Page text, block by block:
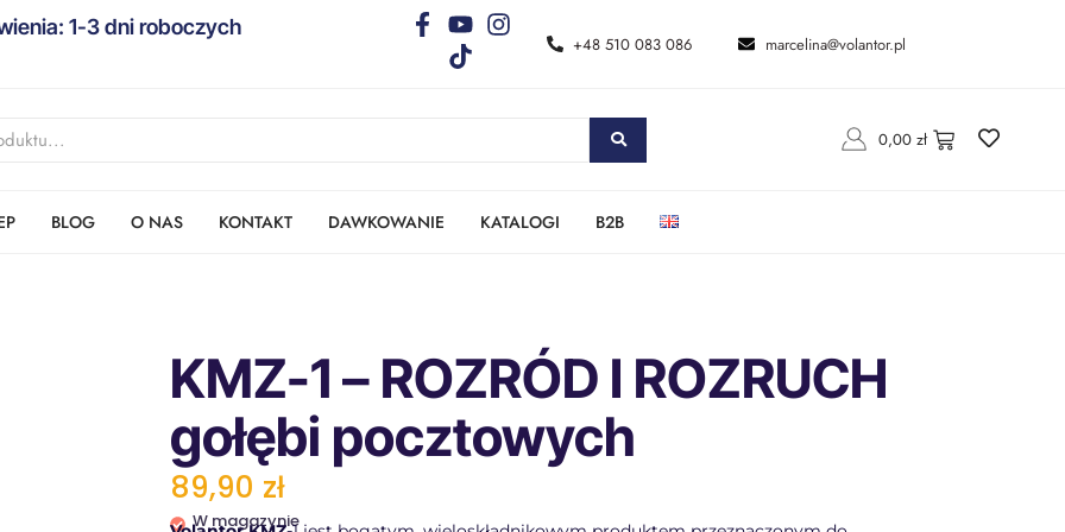
1-3 dni roboczych
+48 510 083 086 marcelina@volantor.pl
0,00 zł
BLOG O NAS KONTAKT DAWKOWANIE KATALOGI B2B
KMZ-1 – ROZRÓD I ROZRUCH
gołębi pocztowych
89,90 zł
W magazynie